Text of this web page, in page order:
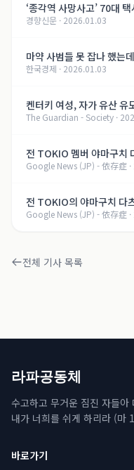
‘종각역 사망사고’ 70대
경향신문 · 2026.01.03
마약 사범들 못 잡나 했는
한국경제 · 2026.01.03
켄터키 여성, 자가 유산 유
The Guardian - Society ·
전 TOKIO 멤버 야마구치
다, 지금은..." 알코올 의존
Google News (JP) - 依存症 ·
전 TOKIO의 야마구치 다
금은..." 알코올 의존증 회
Google News (JP) - 依存症 ·
전체 기사 목록
라파공동체
수고하고 무거운 짐진 자들아
내가 너희를 쉬게 하리라 (마
바로가기